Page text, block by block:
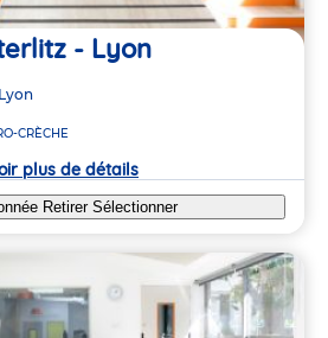
- Lyon
Lyon
CRÈCHE
plus de détails
Retirer Sélectionner